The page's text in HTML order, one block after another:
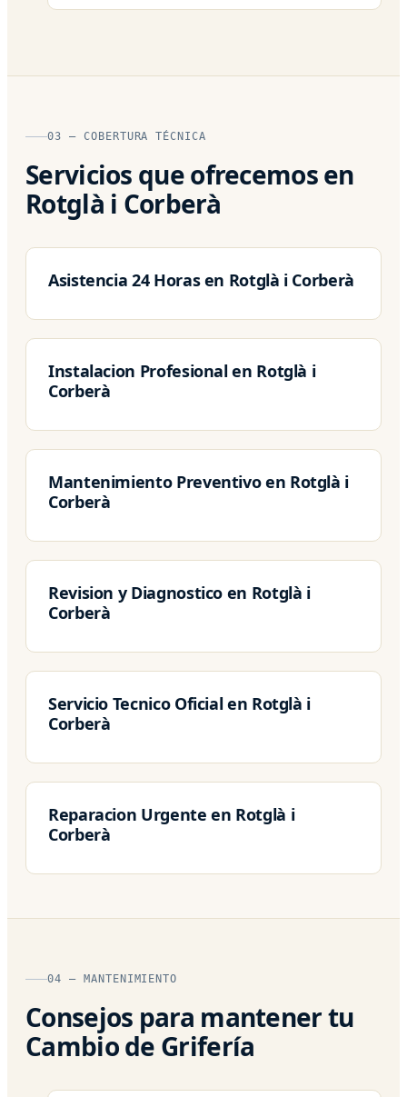
03 — COBERTURA TÉCNICA
Servicios que ofrecemos en
Rotglà i Corberà
Asistencia 24 Horas en Rotglà i Corberà
Instalacion Profesional en Rotglà i
Corberà
Mantenimiento Preventivo en Rotglà i
Corberà
Revision y Diagnostico en Rotglà i
Corberà
Servicio Tecnico Oficial en Rotglà i
Corberà
Reparacion Urgente en Rotglà i
Corberà
04 — MANTENIMIENTO
Consejos para mantener tu
Cambio de Grifería